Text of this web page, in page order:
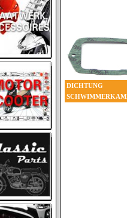
DICHTUNG